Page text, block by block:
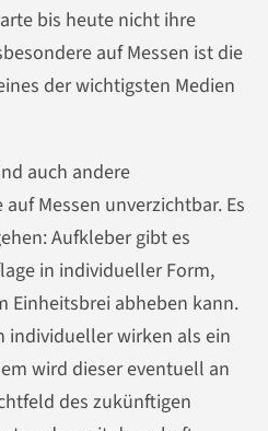
bis heute nicht ihre
auf Messen ist die
der wichtigsten Medien
auch andere
Messen unverzichtbar. Es
Aufkleber gibt es
in individueller Form,
Einheitsbrei abheben kann.
individueller wirken als ein
wird dieser eventuell an
des zukünftigen